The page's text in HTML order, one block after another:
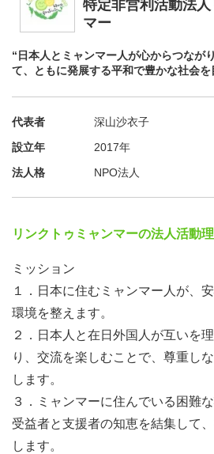
ミャンマーに関心のある方、在日
特定非営利活動法
マー
“日本人とミャンマー人が心からつなが
て、ともに発展する平和で豊かな社会を
代表者
深山沙衣子
設立年
2017年
法人格
NPO法人
リンクトゥミャンマーの法人活動
ミッション
１．日本に住むミャンマー人が、
環境を整えます。
２．日本人と在日外国人が互いを
り、交流を楽しむことで、尊重し
します。
３．ミャンマーに住んでいる困難
受益者と支援者の知恵を結集して
します。